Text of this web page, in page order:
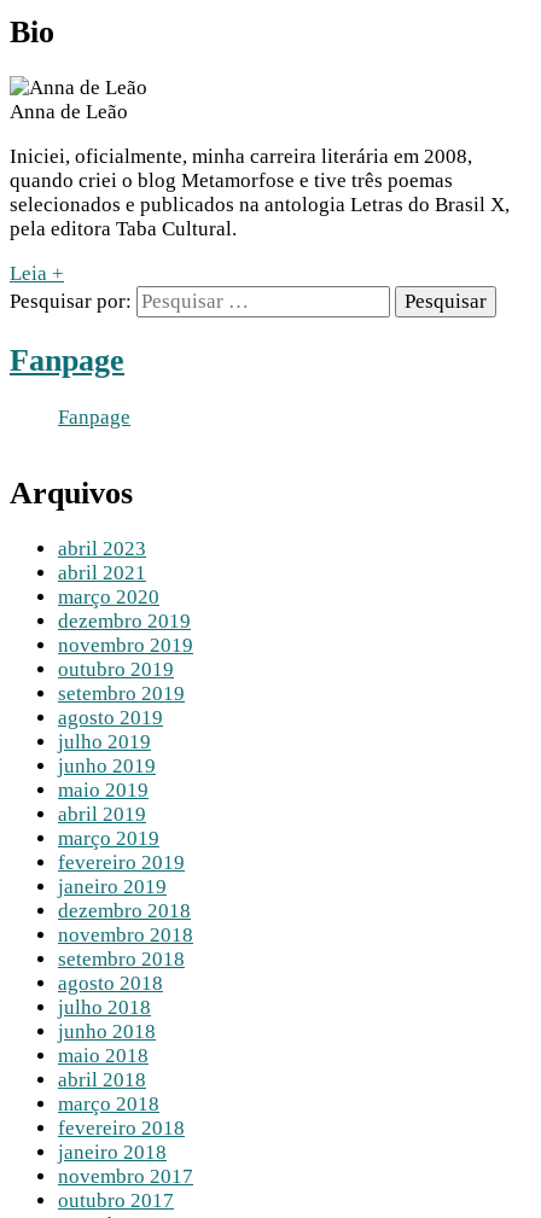
Bio
Anna de Leão
Iniciei, oficialmente, minha carreira literária em 2008,
quando criei o blog Metamorfose e tive três poemas
selecionados e publicados na antologia Letras do Brasil X,
pela editora Taba Cultural.
Leia +
Pesquisar por:
Fanpage
Fanpage
Arquivos
abril 2023
abril 2021
março 2020
dezembro 2019
novembro 2019
outubro 2019
setembro 2019
agosto 2019
julho 2019
junho 2019
maio 2019
abril 2019
março 2019
fevereiro 2019
janeiro 2019
dezembro 2018
novembro 2018
setembro 2018
agosto 2018
julho 2018
junho 2018
maio 2018
abril 2018
março 2018
fevereiro 2018
janeiro 2018
novembro 2017
outubro 2017